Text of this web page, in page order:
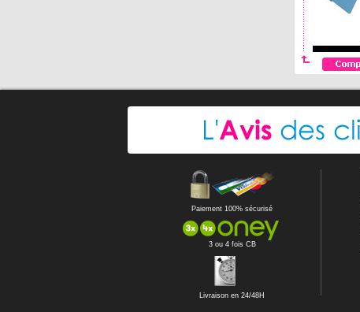
Paiement 100% sécurisé
3 ou 4 fois CB
Livraison en 24/48H